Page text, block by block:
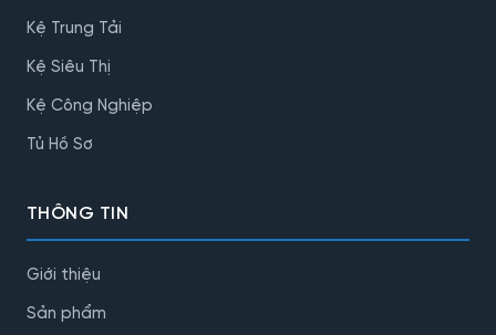
Kệ Trung Tải
Kệ Siêu Thị
Kệ Công Nghiệp
Tủ Hồ Sơ
THÔNG TIN
Giới thiệu
Sản phẩm